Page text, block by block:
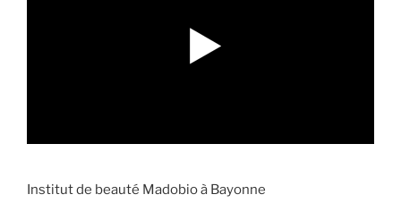
Institut de beauté Madobio à Bayonne